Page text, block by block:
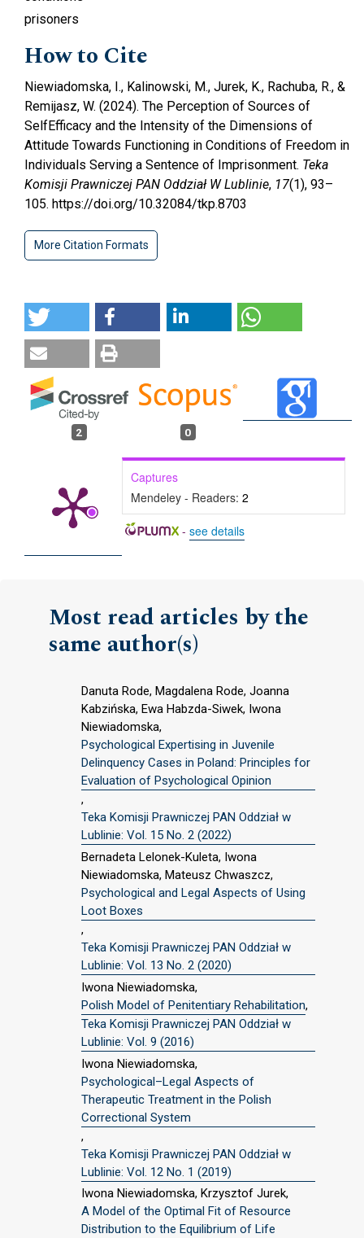
prisoners
How to Cite
Niewiadomska, I., Kalinowski, M., Jurek, K., Rachuba, R., &
Remijasz, W. (2024). The Perception of Sources of
SelfEfficacy and the Intensity of the Dimensions of
Attitude Towards Functioning in Conditions of Freedom in
Individuals Serving a Sentence of Imprisonment. Teka
Komisji Prawniczej PAN Oddział W Lublinie, 17(1), 93–
105. https://doi.org/10.32084/tkp.8703
More Citation Formats
2 0
Captures
Mendeley - Readers: 2
- see details
Most read articles by the
same author(s)
Danuta Rode, Magdalena Rode, Joanna
Kabzińska, Ewa Habzda-Siwek, Iwona
Niewiadomska,
Psychological Expertising in Juvenile
Delinquency Cases in Poland: Principles for
Evaluation of Psychological Opinion
,
Teka Komisji Prawniczej PAN Oddział w
Lublinie: Vol. 15 No. 2 (2022)
Bernadeta Lelonek-Kuleta, Iwona
Niewiadomska, Mateusz Chwaszcz,
Psychological and Legal Aspects of Using
Loot Boxes
,
Teka Komisji Prawniczej PAN Oddział w
Lublinie: Vol. 13 No. 2 (2020)
Iwona Niewiadomska,
Polish Model of Penitentiary Rehabilitation,
Teka Komisji Prawniczej PAN Oddział w
Lublinie: Vol. 9 (2016)
Iwona Niewiadomska,
Psychological–Legal Aspects of
Therapeutic Treatment in the Polish
Correctional System
,
Teka Komisji Prawniczej PAN Oddział w
Lublinie: Vol. 12 No. 1 (2019)
Iwona Niewiadomska, Krzysztof Jurek,
A Model of the Optimal Fit of Resource
Distribution to the Equilibrium of Life